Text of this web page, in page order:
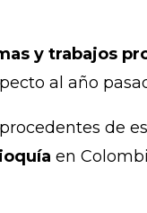
y trabajos
al año
de
en